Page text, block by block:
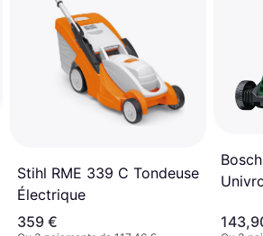
Stihl RME 339 C Tondeuse
Électrique
359 €